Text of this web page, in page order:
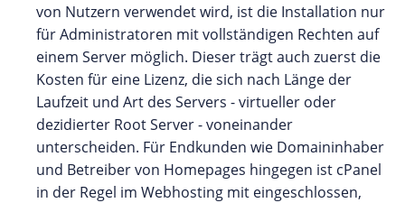
von Nutzern verwendet wird, ist die Installation nur
für Administratoren mit vollständigen Rechten auf
einem Server möglich. Dieser trägt auch zuerst die
Kosten für eine Lizenz, die sich nach Länge der
Laufzeit und Art des Servers - virtueller oder
dezidierter Root Server - voneinander
unterscheiden. Für Endkunden wie Domaininhaber
und Betreiber von Homepages hingegen ist cPanel
in der Regel im Webhosting mit eingeschlossen,